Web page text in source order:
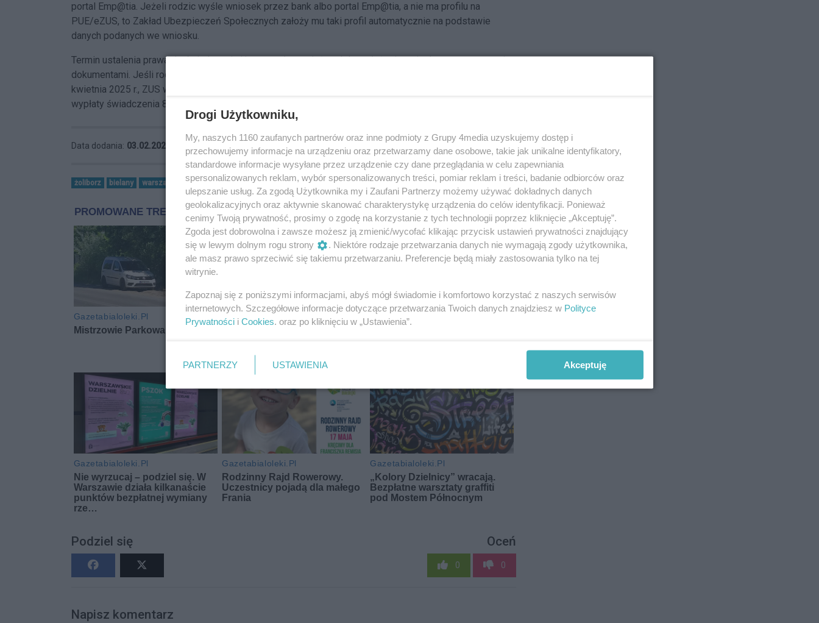
portal Emp@tia. Jeżeli rodzic wyśle wniosek przez bank albo portal Emp@tia, a nie ma profilu na
PUE/eZUS, to Zakład Ubezpieczeń Społecznych założy mu taki profil automatycznie na podstawie
danych podanych we wniosku.
Termin ustalenia prawa do świadczenia i jego wypłaty zależy od daty złożenia wniosku z wymaganymi
dokumentami. Jeśli rodzic złoży poprawnie wypełniony wniosek z wymaganymi dokumentami do 30
kwietnia 2025 r., ZUS wypłaci świadczenie do 30 czerwca 2025 r., co oznacza, że zachowa ciągłość
wypłaty świadczenia 800 plus.
Data dodania: 03.02.2025 14:08
żoliborz bielany warszawa
Podziel się Oceń
0 0
Napisz komentarz
Drogi Użytkowniku,
My, naszych 1160 zaufanych partnerów oraz inne podmioty z Grupy 4media uzyskujemy dostęp i
przechowujemy informacje na urządzeniu oraz przetwarzamy dane osobowe, takie jak unikalne identyfikatory,
standardowe informacje wysyłane przez urządzenie czy dane przeglądania w celu zapewniania
spersonalizowanych reklam, wybór spersonalizowanych treści, pomiar reklam i treści, badanie odbiorców oraz
ulepszanie usług. Za zgodą Użytkownika my i Zaufani Partnerzy możemy używać dokładnych danych
geolokalizacyjnych oraz aktywnie skanować charakterystykę urządzenia do celów identyfikacji. Ponieważ
cenimy Twoją prywatność, prosimy o zgodę na korzystanie z tych technologii poprzez kliknięcie „Akceptuję”.
Zgoda jest dobrowolna i zawsze możesz ją zmienić/wycofać klikając przycisk ustawień prywatności znajdujący
się w lewym dolnym rogu strony
. Niektóre rodzaje przetwarzania danych nie wymagają zgody użytkownika,
ale masz prawo sprzeciwić się takiemu przetwarzaniu. Preferencje będą miały zastosowania tylko na tej
witrynie.
Zapoznaj się z poniższymi informacjami, abyś mógł świadomie i komfortowo korzystać z naszych serwisów
internetowych. Szczegółowe informacje dotyczące przetwarzania Twoich danych znajdziesz w Polityce
Prywatności i Cookies. oraz po kliknięciu w „Ustawienia”.
PARTNERZY USTAWIENIA Akceptuję